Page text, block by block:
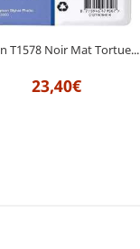
T1578 Noir Mat Tortue...
23,40€